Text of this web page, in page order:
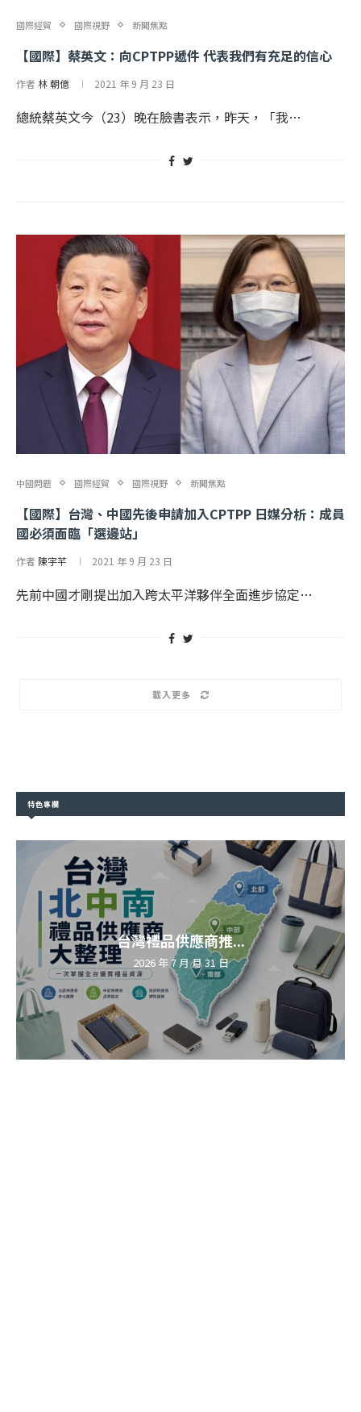
國際經貿 國際視野 新聞焦點
【國際】蔡英文：向CPTPP遞件 代表我們有充足的信心
作者林 朝億 2021 年 9 月 23 日
總統蔡英文今（23）晚在臉書表示，昨天，「我…
中國問題 國際經貿 國際視野 新聞焦點
【國際】台灣、中國先後申請加入CPTPP 日媒分析：成員
國必須面臨「選邊站」
作者 陳宇芊 2021 年 9 月 23 日
先前中國才剛提出加入跨太平洋夥伴全面進步協定…
載入更多
特色專欄
台灣禮品供應商推...
2026 年 7 月 月 31 日